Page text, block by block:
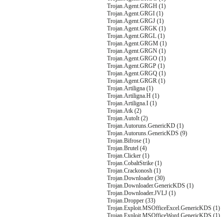
Trojan.Agent.GRGH (1)
Trojan.Agent.GRGI (1)
Trojan.Agent.GRGJ (1)
Trojan.Agent.GRGK (1)
Trojan.Agent.GRGL (1)
Trojan.Agent.GRGM (1)
Trojan.Agent.GRGN (1)
Trojan.Agent.GRGO (1)
Trojan.Agent.GRGP (1)
Trojan.Agent.GRGQ (1)
Trojan.Agent.GRGR (1)
Trojan.Artiligna (1)
Trojan.Artiligna.H (1)
Trojan.Artiligna.I (1)
Trojan.Atk (2)
Trojan.AutoIt (2)
Trojan.Autoruns.GenericKD (1)
Trojan.Autoruns.GenericKDS (9)
Trojan.Bifrose (1)
Trojan.Brutel (4)
Trojan.Clicker (1)
Trojan.CobaltStrike (1)
Trojan.Crackonosh (1)
Trojan.Downloader (30)
Trojan.Downloader.GenericKDS (1)
Trojan.Downloader.JVLJ (1)
Trojan.Dropper (33)
Trojan.Exploit.MSOfficeExcel.GenericKDS (1)
Trojan.Exploit.MSOfficeWord.GenericKDS (1)